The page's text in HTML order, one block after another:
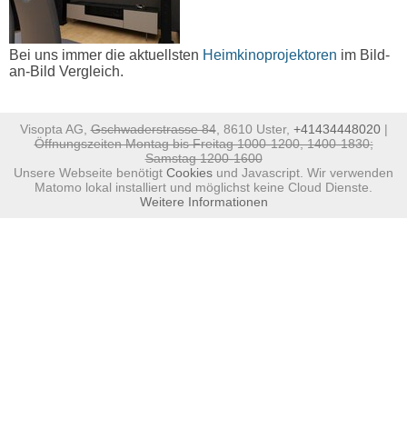
Bei uns immer die aktuellsten Heimkinoprojektoren im Bild-
an-Bild Vergleich.
Visopta AG,Gschwaderstrasse 84, 8610 Uster, +41434448020|
Öffnungszeiten Montag bis Freitag 1000-1200, 1400-1830;
Samstag 1200-1600
Unsere Webseite benötigt Cookies und Javascript. Wir verwenden
Matomo lokal installiert und möglichst keine Cloud Dienste.
Weitere Informationen